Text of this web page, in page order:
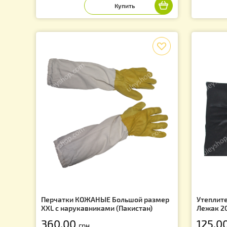
Апилифт «М-1″— пасечная тележка-
подъемник, усиленные колёса с
подкачкой
8 990.00
f